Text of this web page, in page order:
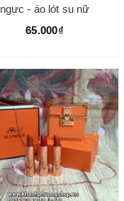
ngực - áo lót su nữ
65.000₫